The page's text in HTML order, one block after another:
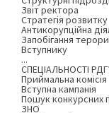
Звіт ректора
Стратегія розвитку
Антикорупційна
Запобігання
Вступнику
...
СПЕЦІАЛЬНОСТІ
Приймальна комісія
Вступна кампанія
Пошук конкурсних
ЗНО